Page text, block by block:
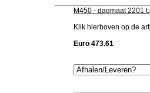
M450 - dagmaat 2201
Klik hierboven op de
Euro 473.61